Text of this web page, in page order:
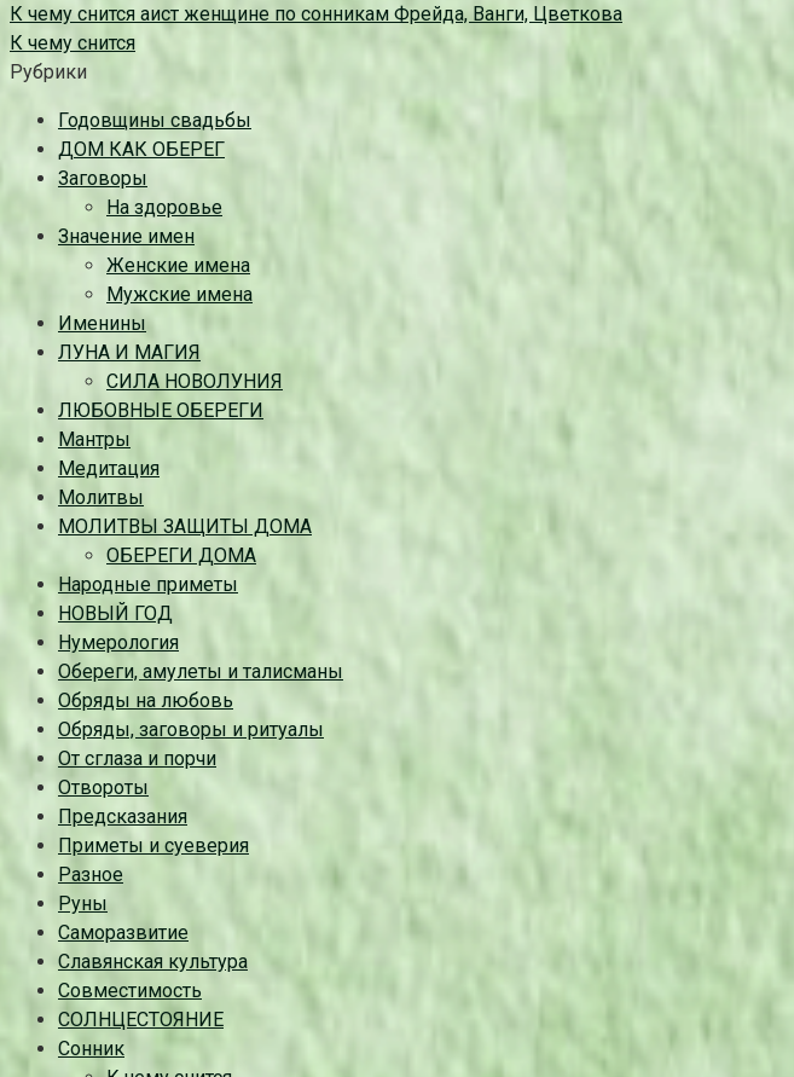
К чему снится аист женщине по сонникам Фрейда, Ванги, Цветкова
К чему снится
Рубрики
Годовщины свадьбы
ДОМ КАК ОБЕРЕГ
Заговоры
На здоровье
Значение имен
Женские имена
Мужские имена
Именины
ЛУНА И МАГИЯ
СИЛА НОВОЛУНИЯ
ЛЮБОВНЫЕ ОБЕРЕГИ
Мантры
Медитация
Молитвы
МОЛИТВЫ ЗАЩИТЫ ДОМА
ОБЕРЕГИ ДОМА
Народные приметы
НОВЫЙ ГОД
Нумерология
Обереги, амулеты и талисманы
Обряды на любовь
Обряды, заговоры и ритуалы
От сглаза и порчи
Отвороты
Предсказания
Приметы и суеверия
Разное
Руны
Саморазвитие
Славянская культура
Совместимость
СОЛНЦЕСТОЯНИЕ
Сонник